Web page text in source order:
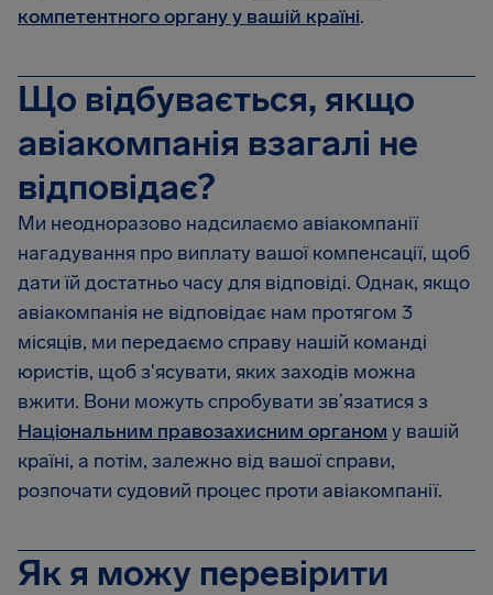
компетентного органу у вашій країні.
Що відбувається, якщо
авіакомпанія взагалі не
відповідає?
Ми неодноразово надсилаємо авіакомпанії
нагадування про виплату вашої компенсації, щоб
дати їй достатньо часу для відповіді. Однак, якщо
авіакомпанія не відповідає нам протягом 3
місяців, ми передаємо справу нашій команді
юристів, щоб з'ясувати, яких заходів можна
вжити. Вони можуть спробувати зв’язатися з
Національним правозахисним органом у вашій
країні, а потім, залежно від вашої справи,
розпочати судовий процес проти авіакомпанії.
Як я можу перевірити